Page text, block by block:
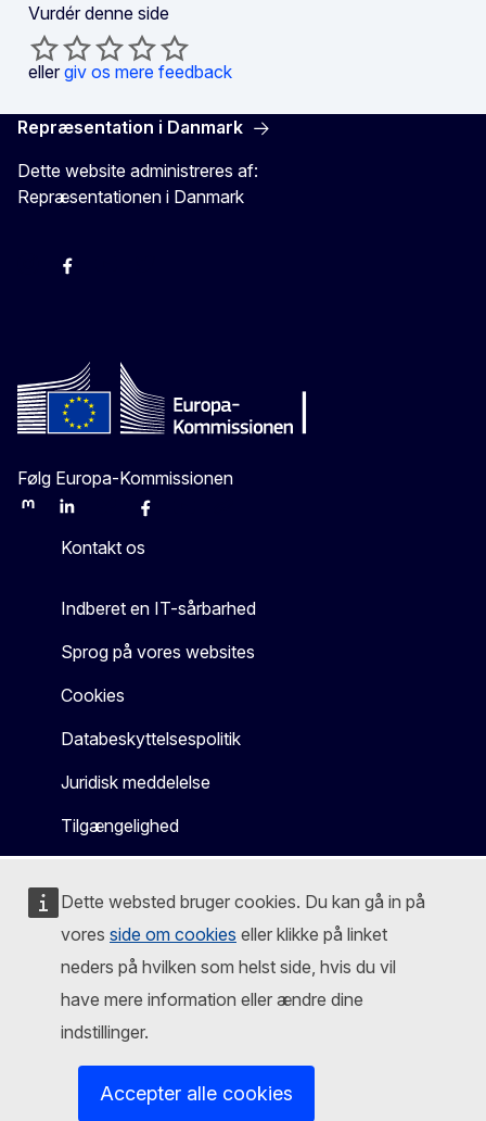
Dette websted bruger cookies. Du kan gå in på
vores side om cookies eller klikke på linket
neders på hvilken som helst side, hvis du vil
have mere information eller ændre dine
indstillinger.
Accepter alle cookies
Vurdér denne side
eller giv os mere feedback
Repræsentation i Danmark
Dette website administreres af:
Repræsentationen i Danmark
Følg Europa-Kommissionen
MastodonLinkedInBlueskyFacebook
Kontakt os
Indberet en IT-sårbarhed
Sprog på vores websites
Cookies
Databeskyttelsespolitik
Juridisk meddelelse
Tilgængelighed